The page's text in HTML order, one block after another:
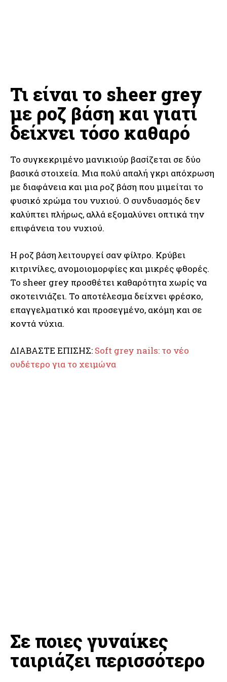
Τι είναι το sheer grey
με ροζ βάση και γιατί
δείχνει τόσο καθαρό
Το συγκεκριμένο μανικιούρ βασίζεται σε δύο
βασικά στοιχεία. Μια πολύ απαλή γκρι απόχρωση
με διαφάνεια και μια ροζ βάση που μιμείται το
φυσικό χρώμα του νυχιού. Ο συνδυασμός δεν
καλύπτει πλήρως, αλλά εξομαλύνει οπτικά την
επιφάνεια του νυχιού.
Η ροζ βάση λειτουργεί σαν φίλτρο. Κρύβει
κιτρινίλες, ανομοιομορφίες και μικρές φθορές.
Το sheer grey προσθέτει καθαρότητα χωρίς να
σκοτεινιάζει. Το αποτέλεσμα δείχνει φρέσκο,
επαγγελματικό και προσεγμένο, ακόμη και σε
κοντά νύχια.
ΔΙΑΒΑΣΤΕ ΕΠΙΣΗΣ: Soft grey nails: το νέο
ουδέτερο για το χειμώνα
Σε ποιες γυναίκες
ταιριάζει περισσότερο